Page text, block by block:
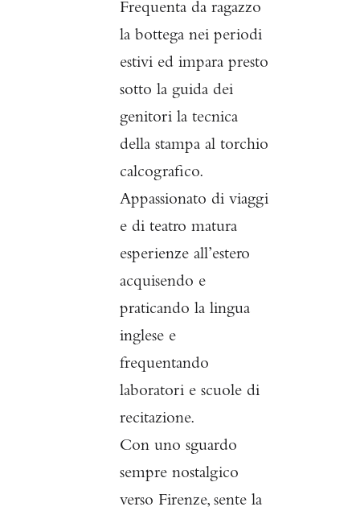
Frequenta da ragazzo
la bottega nei periodi
estivi ed impara presto
sotto la guida dei
genitori la tecnica
della stampa al torchio
calcografico.
Appassionato di viaggi
e di teatro matura
esperienze all’estero
acquisendo e
praticando la lingua
inglese e
frequentando
laboratori e scuole di
recitazione.
Con uno sguardo
sempre nostalgico
verso Firenze, sente la